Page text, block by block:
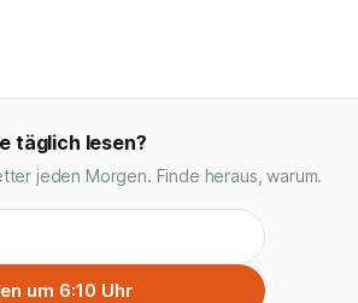
täglich lesen?
jeden Morgen. Finde heraus, warum.
um 6:10 Uhr